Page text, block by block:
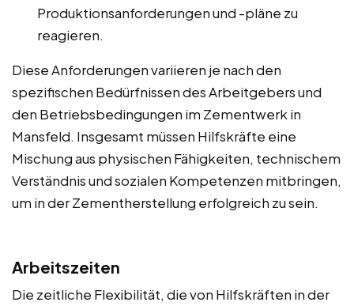
Produktionsanforderungen und -pläne zu
reagieren.
Diese Anforderungen variieren je nach den
spezifischen Bedürfnissen des Arbeitgebers und
den Betriebsbedingungen im Zementwerk in
Mansfeld. Insgesamt müssen Hilfskräfte eine
Mischung aus physischen Fähigkeiten, technischem
Verständnis und sozialen Kompetenzen mitbringen,
um in der Zementherstellung erfolgreich zu sein.
Arbeitszeiten
Die zeitliche Flexibilität, die von Hilfskräften in der